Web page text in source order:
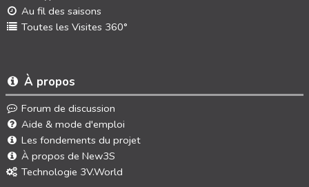
Au fil des saisons
Toutes les Visites 360°
À propos
Forum de discussion
Aide & mode d'emploi
Les fondements du projet
À propos de New3S
Technologie 3V.World